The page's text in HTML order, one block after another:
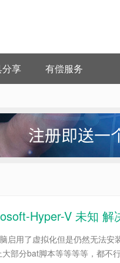
享 有偿服务
Hyper-V 未知 解
启用了虚拟化但是仍然无法
部分bat脚本等等等等，都不